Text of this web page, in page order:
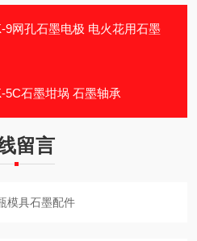
9网孔石墨电极 电火花用石墨
5C石墨坩埚 石墨轴承
留言